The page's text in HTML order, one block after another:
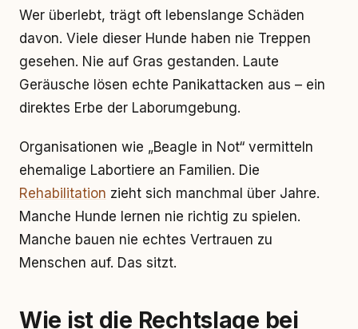
Wer überlebt, trägt oft lebenslange Schäden
davon. Viele dieser Hunde haben nie Treppen
gesehen. Nie auf Gras gestanden. Laute
Geräusche lösen echte Panikattacken aus – ein
direktes Erbe der Laborumgebung.
Organisationen wie „Beagle in Not“ vermitteln
ehemalige Labortiere an Familien. Die
Rehabilitation zieht sich manchmal über Jahre.
Manche Hunde lernen nie richtig zu spielen.
Manche bauen nie echtes Vertrauen zu
Menschen auf. Das sitzt.
Wie ist die Rechtslage bei